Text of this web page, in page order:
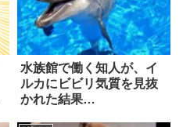
水族館で働く知人が、イ
ルカにビビリ気質を見抜
かれた結果…